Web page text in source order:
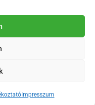
Impresszum
a
program
Érd Megyei Jogú Város